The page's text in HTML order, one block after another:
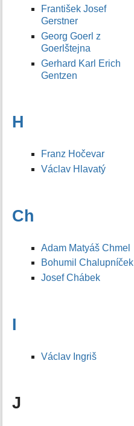
František Josef
Gerstner
Georg Goerl z
Goerlštejna
Gerhard Karl Erich
Gentzen
H
Franz Hočevar
Václav Hlavatý
Ch
Adam Matyáš Chmel
Bohumil Chalupníček
Josef Chábek
I
Václav Ingriš
J